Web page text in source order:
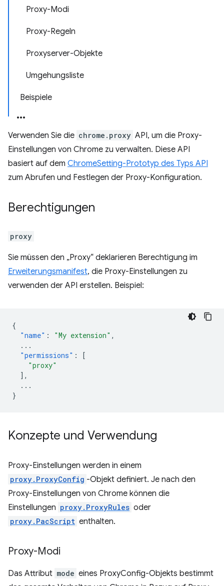
Proxy-Modi
Proxy-Regeln
Proxyserver-Objekte
Umgehungsliste
Beispiele
Verwenden Sie die chrome.proxy API, um die Proxy-
Einstellungen von Chrome zu verwalten. Diese API
basiert auf dem ChromeSetting-Prototyp des Typs API
zum Abrufen und Festlegen der Proxy-Konfiguration.
Berechtigungen
proxy
Sie müssen den „Proxy“ deklarieren Berechtigung im
Erweiterungsmanifest, die Proxy-Einstellungen zu
verwenden der API erstellen. Beispiel:
{
"name" : "My extension" ,
...
"permissions" :
[
"proxy"
],
...
}
Konzepte und Verwendung
Proxy-Einstellungen werden in einem
proxy.ProxyConfig -Objekt definiert. Je nach den
Proxy-Einstellungen von Chrome können die
Einstellungen proxy.ProxyRules oder
proxy.PacScript enthalten.
Proxy-Modi
Das Attribut mode eines ProxyConfig-Objekts bestimmt